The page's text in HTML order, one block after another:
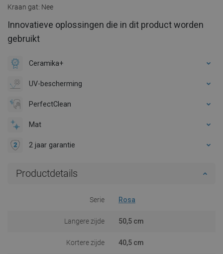
Kraan gat: Nee
Innovatieve oplossingen die in dit product worden
gebruikt
Ceramika+
UV-bescherming
PerfectClean
Mat
2 jaar garantie
Productdetails
Serie Rosa
Langere zijde 50,5 cm
Kortere zijde 40,5 cm